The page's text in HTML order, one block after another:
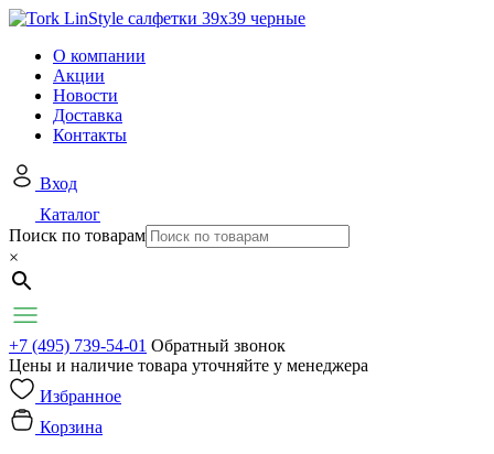
О компании
Акции
Новости
Доставка
Контакты
Вход
Каталог
Поиск по товарам
×
+7 (495) 739-54-01 Обратный звонок
Цены и наличие товара уточняйте у менеджера
Избранное
Корзина